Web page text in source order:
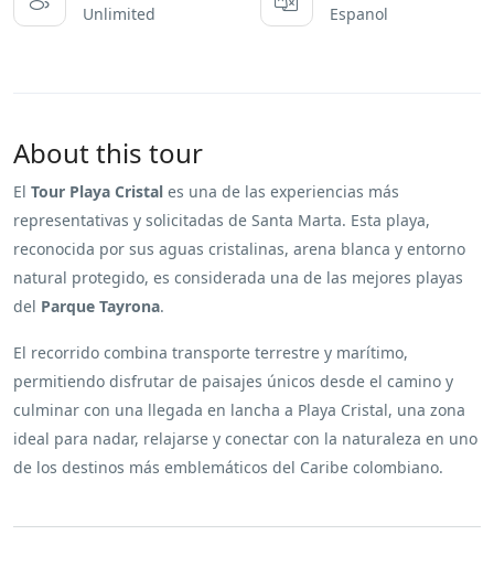
Unlimited Espanol
About this tour
El Tour Playa Cristal es una de las experiencias más
representativas y solicitadas de Santa Marta. Esta playa,
reconocida por sus aguas cristalinas, arena blanca y entorno
natural protegido, es considerada una de las mejores playas
del Parque Tayrona.
El recorrido combina transporte terrestre y marítimo,
permitiendo disfrutar de paisajes únicos desde el camino y
culminar con una llegada en lancha a Playa Cristal, una zona
ideal para nadar, relajarse y conectar con la naturaleza en uno
de los destinos más emblemáticos del Caribe colombiano.